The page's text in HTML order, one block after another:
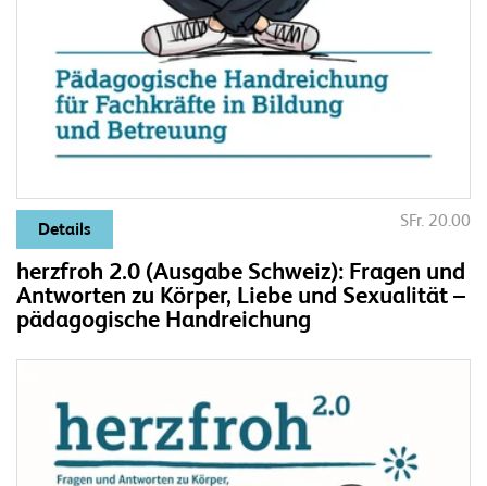
Details SFr. 20.00
herzfroh 2.0 (Ausgabe Schweiz): Fragen und
Antworten zu Körper, Liebe und Sexualität –
pädagogische Handreichung